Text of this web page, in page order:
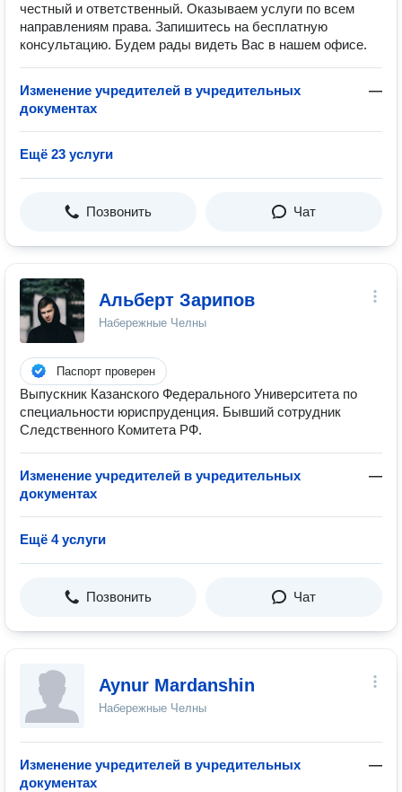
честный и ответственный. Оказываем услуги по всем
направлениям права. Запишитесь на бесплатную
консультацию. Будем рады видеть Вас в нашем офисе.
Изменение учредителей в учредительных
документах
—
Ещё 23 услуги
Позвонить Чат
Альберт Зарипов
Набережные Челны
Паспорт проверен
Выпускник Казанского Федерального Университета по
специальности юриспруденция. Бывший сотрудник
Следственного Комитета РФ.
Изменение учредителей в учредительных
документах
—
Ещё 4 услуги
Позвонить Чат
Aynur Mardanshin
Набережные Челны
Изменение учредителей в учредительных
документах
—